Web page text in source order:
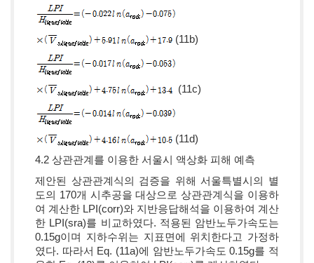
(11b)
(11c)
(11d)
4.2 상관관계를 이용한 서울시 액상화 피해 예측
제안된 상관관계식의 검증을 위해 서울특별시의 별
도의 170개 시추공을 대상으로 상관관계식을 이용하
여 계산한 LPI(corr)와 지반응답해석을 이용하여 계산
한 LPI(sra)를 비교하였다. 적용된 암반노두가속도는
0.15g이며 지하수위는 지표면에 위치한다고 가정하
였다. 따라서 Eq. (11a)에 암반노두가속도 0.15g를 적